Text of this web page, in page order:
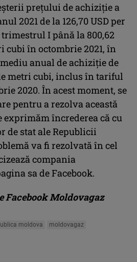
prețului de achiziție a
2021 de la 126,70 USD per
I până la 800,62
cubi în octombrie 2021, în
anual de achiziție de
metri cubi, inclus în tariful
2020. În acest moment, se
pentru a rezolva această
exprimăm încrederea că cu
stat ale Republicii
va fi rezolvată în cel
compania
sa de Facebook.
Facebook Moldovagaz
moldova moldovagaz